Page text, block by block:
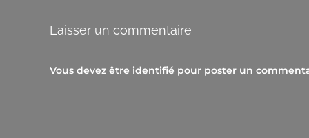
Laisser un commentaire
Vous devez être identifié pour poster un